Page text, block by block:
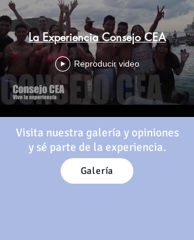
La Experiencia Consejo CEA
Reproducir video
Visita nuestra galería y opiniones
y sé parte de la experiencia.
Galería